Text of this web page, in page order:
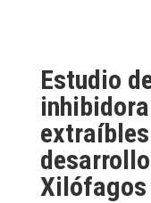
Estudio
Xilófagos